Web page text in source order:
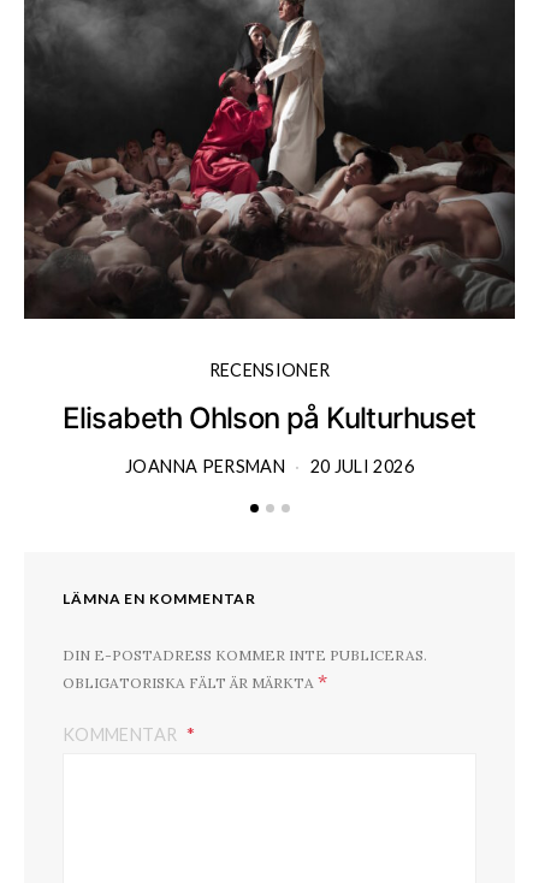
RECENSIONER
Elisabeth Ohlson på Kulturhuset
JOANNA PERSMAN 20 JULI 2026
LÄMNA EN KOMMENTAR
DIN E-POSTADRESS KOMMER INTE PUBLICERAS.
OBLIGATORISKA FÄLT ÄR MÄRKTA *
KOMMENTAR